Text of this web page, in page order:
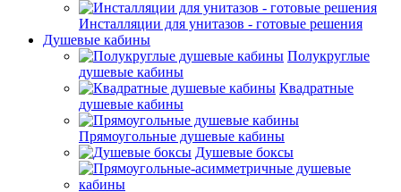
Инсталляции для унитазов - готовые решения
Душевые кабины
Полукруглые
душевые кабины
Квадратные
душевые кабины
Прямоугольные душевые кабины
Душевые боксы